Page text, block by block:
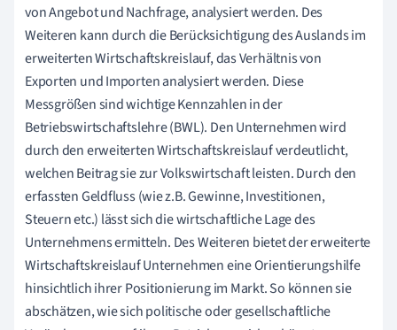
von Angebot und Nachfrage, analysiert werden. Des
Weiteren kann durch die Berücksichtigung des Auslands im
erweiterten Wirtschaftskreislauf, das Verhältnis von
Exporten und Importen analysiert werden. Diese
Messgrößen sind wichtige Kennzahlen in der
Betriebswirtschaftslehre (BWL). Den Unternehmen wird
durch den erweiterten Wirtschaftskreislauf verdeutlicht,
welchen Beitrag sie zur Volkswirtschaft leisten. Durch den
erfassten Geldfluss (wie z.B. Gewinne, Investitionen,
Steuern etc.) lässt sich die wirtschaftliche Lage des
Unternehmens ermitteln. Des Weiteren bietet der erweiterte
Wirtschaftskreislauf Unternehmen eine Orientierungshilfe
hinsichtlich ihrer Positionierung im Markt. So können sie
abschätzen, wie sich politische oder gesellschaftliche